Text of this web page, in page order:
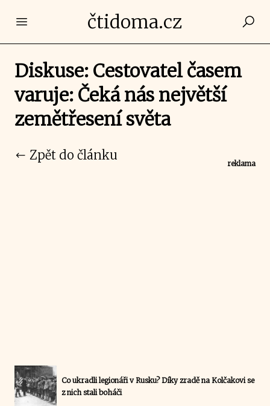
Open main menučtidoma.cz
Diskuse: Cestovatel časem
varuje: Čeká nás největší
zemětřesení světa
Zpět do článku
reklama
Co ukradli legionáři v Rusku? Díky zradě na Kolčakovi se
z nich stali boháči